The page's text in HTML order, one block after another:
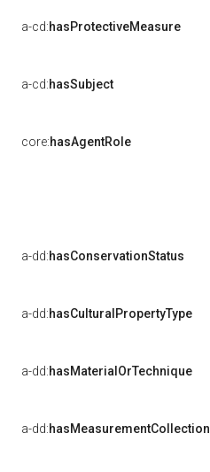
a-cd:hasProtectiveMeasure
a-cd:hasSubject
core:hasAgentRole
a-dd:hasConservationStatus
a-dd:hasCulturalPropertyType
a-dd:hasMaterialOrTechnique
a-dd:hasMeasurementCollection